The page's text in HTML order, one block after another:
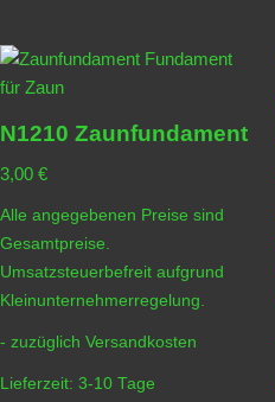
N1210 Zaunfundament
3,00 €
Alle angegebenen Preise sind
Gesamtpreise.
Umsatzsteuerbefreit aufgrund
Kleinunternehmerregelung.
- zuzüglich Versandkosten
Lieferzeit: 3-10 Tage